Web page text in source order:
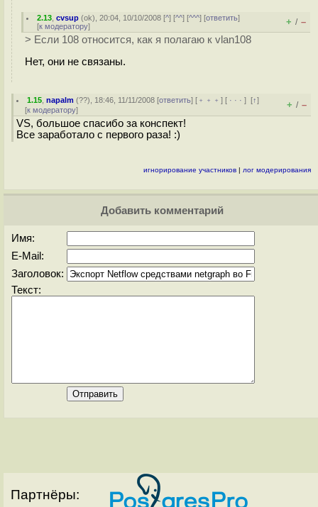
2.13 ,cvsup (ok), 20:04, 10/10/2008 [^] [^^] [^^^] [ответить]
[к модератору] + / –
> Если 108 относится, как я полагаю к vlan108
Нет, они не связаны.
1.15 ,napalm (??), 18:46, 11/11/2008 [ответить] [ ﹢﹢﹢] [ · · ·][↑]
[к модератору] + / –
VS, большое спасибо за конспект!
Все заработало с первого раза! :)
игнорирование участников | лог модерирования
Добавить комментарий
Имя:
E-Mail:
Заголовок:
Текст:
Партнёры: